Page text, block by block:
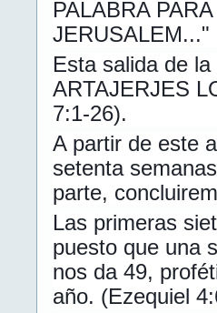
PALABRA
JERUSALEM..."
Esta salida de
ARTAJERJES
7:1-26).
A partir de este
setenta
parte,
Las primeras
puesto que una
nos da 49,
año. (Ezequiel